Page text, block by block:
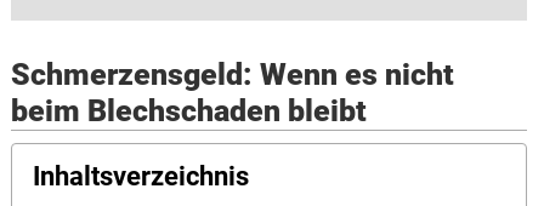
Schmerzensgeld: Wenn es nicht
beim Blechschaden bleibt
Inhaltsverzeichnis